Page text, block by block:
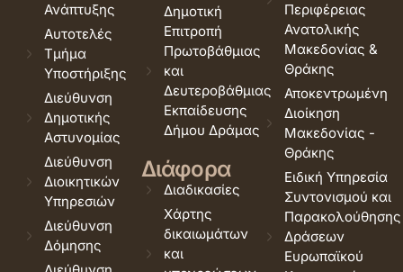
Ανάπτυξης
Αυτοτελές
Τμήμα
Υποστήριξης
Διεύθυνση
Δημοτικής
Αστυνομίας
Διεύθυνση
Διοικητικών
Υπηρεσιών
Διεύθυνση
Δόμησης
Δημοτική
Επιτροπή
Πρωτοβάθμιας
και
Δευτεροβάθμιας
Εκπαίδευσης
Δήμου Δράμας
Διάφορα
Διαδικασίες
Χάρτης
δικαιωμάτων
και
Περιφέρειας
Ανατολικής
Μακεδονίας &
Θράκης
Αποκεντρωμένη
Διοίκηση
Μακεδονίας -
Θράκης
Ειδική Υπηρεσία
Συντονισμού και
Παρακολούθησης
Δράσεων
Ευρωπαϊκού